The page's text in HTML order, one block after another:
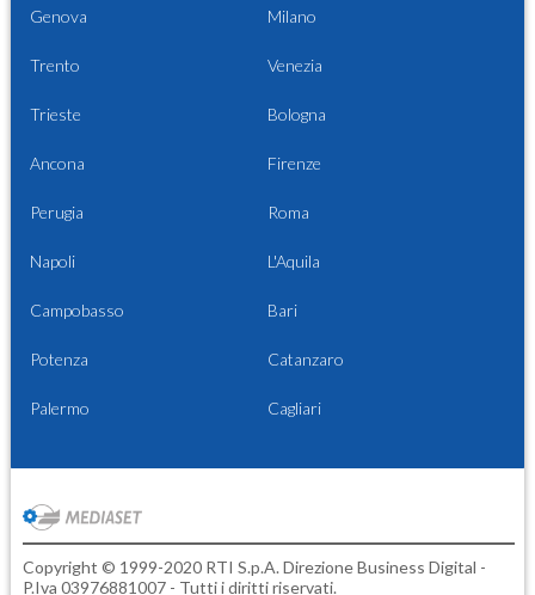
Genova Milano
Trento Venezia
Trieste Bologna
Ancona Firenze
Perugia Roma
Napoli L'Aquila
Campobasso Bari
Potenza Catanzaro
Palermo Cagliari
Copyright © 1999-2020 RTI S.p.A. Direzione Business Digital -
P.Iva 03976881007 - Tutti i diritti riservati.